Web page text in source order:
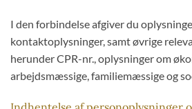
I den forbindelse afgiver du
kontaktoplysninger, samt øvrige
herunder CPR-nr., oplysninger om
arbejdsmæssige, familiemæssige og